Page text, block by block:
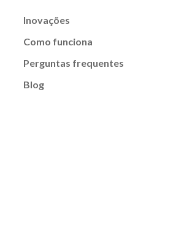
Inovações
Como funciona
Perguntas frequentes
Blog